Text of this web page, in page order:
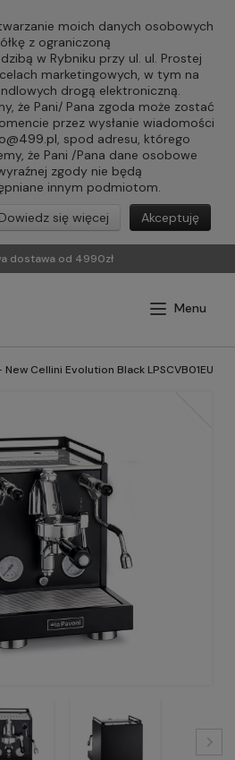
moich danych osobowych
z ograniczoną
w Rybniku przy ul. ul. Prostej
marketingowych, w tym na
drogą elektroniczną.
że Pani/ Pana zgoda może zostać
przez wysłanie wiadomości
, spod adresu, którego
że Pani /Pana dane osobowe
zgody nie będą
innym podmiotom.
Akceptuję
Dowiedz się więcej
dostawa od 4990zł
New Cellini Evolution Black LPSCVB01EU